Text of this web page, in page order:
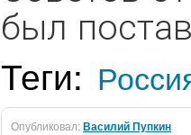
был
Теги:
Опубликовал:Василий Пупкин